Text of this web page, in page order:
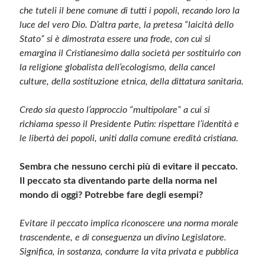
che tuteli il bene comune di tutti i popoli, recando loro la
luce del vero Dio. D’altra parte, la pretesa “laicità dello
Stato” si è dimostrata essere una frode, con cui si
emargina il Cristianesimo dalla società per sostituirlo con
la religione globalista dell’ecologismo, della cancel
culture, della sostituzione etnica, della dittatura sanitaria.
Credo sia questo l’approccio “multipolare” a cui si
richiama spesso il Presidente Putin: rispettare l’identità e
le libertà dei popoli, uniti dalla comune eredità cristiana.
Sembra che nessuno cerchi più di evitare il peccato.
Il peccato sta diventando parte della norma nel
mondo di oggi? Potrebbe fare degli esempi?
Evitare il peccato implica riconoscere una norma morale
trascendente, e di conseguenza un divino Legislatore.
Significa, in sostanza, condurre la vita privata e pubblica